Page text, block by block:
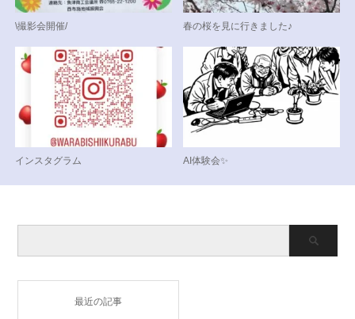
\撮影会開催/ 春の桜を見に行きました♪
インスタグラム AI体験会✨
最近の記事